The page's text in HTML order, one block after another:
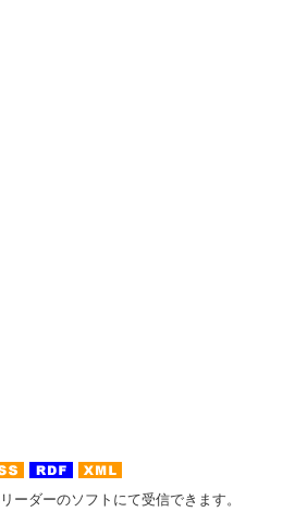
ーダーのソフトにて受信できます。